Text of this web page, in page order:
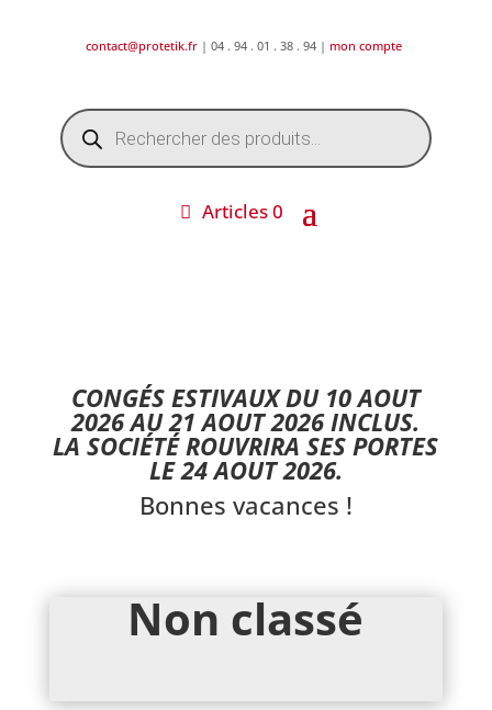
contact@protetik.fr | 04 . 94 . 01 . 38 . 94 | mon compte
Recherche
de
produits
Articles 0
CONGÉS ESTIVAUX DU 10 AOUT
2026 AU 21 AOUT 2026 INCLUS.
LA SOCIÉTÉ ROUVRIRA SES PORTES
LE 24 AOUT 2026.
Bonnes vacances !
Non classé